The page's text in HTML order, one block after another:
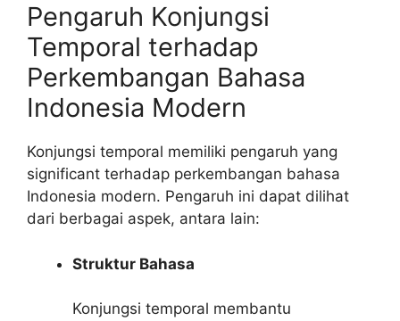
Pengaruh Konjungsi
Temporal terhadap
Perkembangan Bahasa
Indonesia Modern
Konjungsi temporal memiliki pengaruh yang
significant terhadap perkembangan bahasa
Indonesia modern. Pengaruh ini dapat dilihat
dari berbagai aspek, antara lain:
Struktur Bahasa
Konjungsi temporal membantu